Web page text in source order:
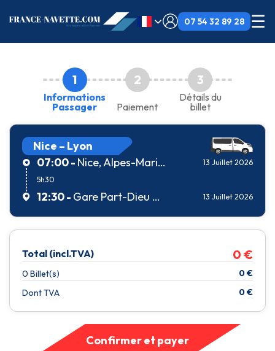
07 54 32 89 28 ☰
1
Informations
Passager
2
Paiement
3
Détails du
billet
Nice – Lyon
07:00 -
Nice, Alpes-Maritimes, France
13 Juillet 2026
5h30
12:30 - Gare Part-Dieu V.Merle 13 Juillet 2026
Total (incl.TVA) 0 €
0 Billet(s) 0€
Dont TVA
0€
Confirmer et payer